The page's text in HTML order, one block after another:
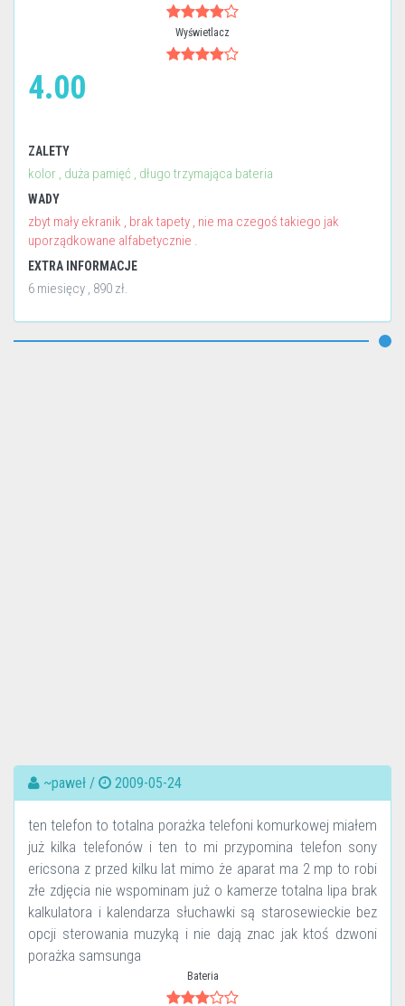
Wyświetlacz
4.00
ZALETY
kolor , duża pamięć , długo trzymająca bateria
WADY
zbyt mały ekranik , brak tapety , nie ma czegoś takiego jak
uporządkowane alfabetycznie .
EXTRA INFORMACJE
6 miesięcy , 890 zł.
~paweł / 2009-05-24
ten telefon to totalna porażka telefoni komurkowej miałem
już kilka telefonów i ten to mi przypomina telefon sony
ericsona z przed kilku lat mimo że aparat ma 2 mp to robi
złe zdjęcia nie wspominam już o kamerze totalna lipa brak
kalkulatora i kalendarza słuchawki są starosewieckie bez
opcji sterowania muzyką i nie dają znac jak ktoś dzwoni
porażka samsunga
Bateria